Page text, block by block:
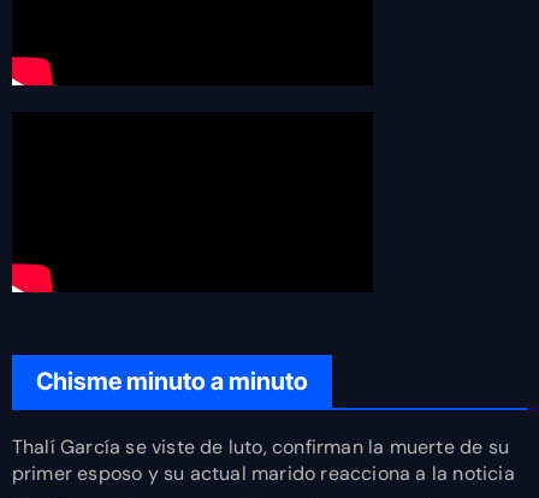
Chisme minuto a minuto
Thalí García se viste de luto, confirman la muerte de su
primer esposo y su actual marido reacciona a la noticia